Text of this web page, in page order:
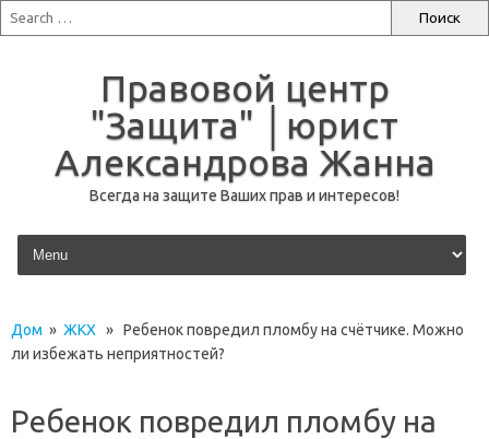
Правовой центр
"Защита" │юрист
Александрова Жанна
Всегда на защите Ваших прав и интересов!
перейти к содержанию
Дом » ЖКХ » Ребенок повредил пломбу на счётчике. Можно
ли избежать неприятностей?
Ребенок повредил пломбу на